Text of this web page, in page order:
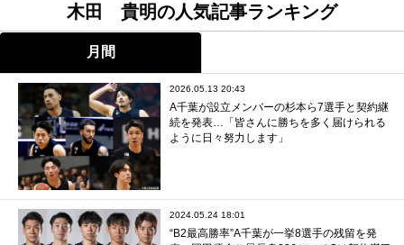
木田 貴明の人気記事ランキング
月間
2026.05.13 20:43
A千葉が設立メンバーの杉本ら7選手と契約継
続を発表…「皆さんに勝ちを多く届けられる
ように日々努力します」
2024.05.24 18:01
“B2最高勝率”A千葉が一挙8選手の残留を発